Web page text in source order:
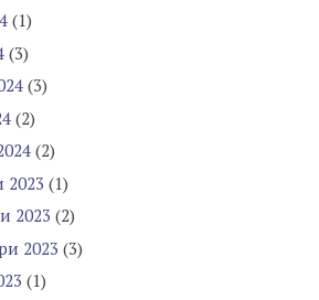
(1)
(3)
(3)
(2)
(2)
2023 (1)
2023 (2)
2023 (3)
(1)